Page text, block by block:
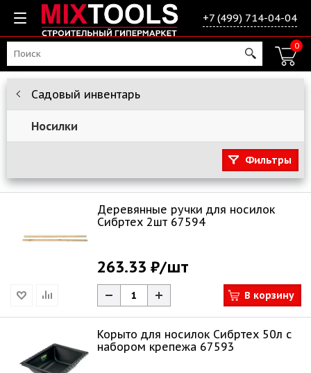
+7 (499) 714-04-04
0
Садовый инвентарь
Носилки
Фильтры
Деревянные ручки для носилок
Сибртех 2шт 67594
263.33 ₽/шт
В корзину
Корыто для носилок Сибртех 50л с
набором крепежа 67593